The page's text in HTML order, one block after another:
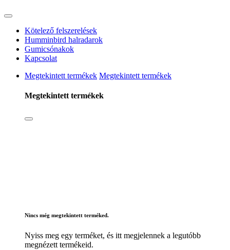
Kötelező felszerelések
Humminbird halradarok
Gumicsónakok
Kapcsolat
Megtekintett termékek Megtekintett termékek
Megtekintett termékek
Nincs még megtekintett terméked.
Nyiss meg egy terméket, és itt megjelennek a legutóbb
megnézett termékeid.